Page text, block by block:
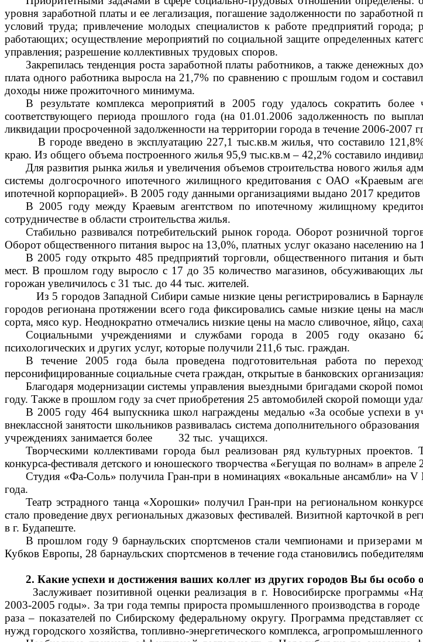
уровня заработной платы и ее легализация, погашение задолженности по
условий труда; привлечение молодых специалистов к работе предприятий
работающих; осуществление мероприятий по социальной защите определенных
управления; разрешение коллективных трудовых споров.
Закрепилась тенденция роста заработной платы работников, а также денежных
плата одного работника выросла на 21,7% по сравнению с прошлым годом и
доходы ниже прожиточного минимума.
В результате комплекса мероприятий в 2005 году удалось сократить
соответствующего периода прошлого года (на 01.01.2006 задолженность по
ликвидации просроченной задолженности на территории города в течение 2006-2007
В городе введено в эксплуатацию 227,1 тыс.кв.м жилья, что составило
краю. Из общего объема построенного жилья 95,9 тыс.кв.м – 42,2% составило
Для развития рынка жилья и увеличения объемов строительства нового жилья
системы долгосрочного ипотечного жилищного кредитования с ОАО «Краевым
ипотечной корпорацией». В 2005 году данными организациями выдано 2017
В 2005 году между Краевым агентством по ипотечному жилищному
сотрудничестве в области строительства жилья.
Стабильно развивался потребительский рынок города. Оборот розничной
Оборот общественного питания вырос на 13,0%, платных услуг оказано населению
В 2005 году открыто 485 предприятийторговли, общественного питания и
мест. В прошлом году выросло с 17 до 35 количество магазинов, обсуживающих
горожан увеличилось с 31 тыс. до 44 тыс. жителей.
Из 5 городов Западной Сибири самые низкие цены регистрировались в
городов регионана протяжении всего года фиксировались самые низкие цены на
сорта, мясо кур. Неоднократно отмечались низкие цены на масло сливочное, яйцо,
Социальными учреждениями и службами города в 2005 году оказано
психологических и других услуг, которые получили 211,6 тыс. граждан.
В течение 2005 года была проведена подготовительная работа по
персонифицированные социальные счета граждан, открытые в банковских
Благодаря модернизации системы управления выездными бригадами скорой
году. Также в прошлом году за счет приобретения 25 автомобилей скорой помощи
В 2005 году 464 выпускника школ награждены медалью «За особые успехи в
внеклассной занятости школьников развивалась система дополнительного
учреждениях занимается более 32 тыс. учащихся.
Творческими коллективами города был реализован ряд культурных
конкурса-фестиваля детского и юношеского творчества «Бегущая по волнам» в апреле
Студия «Фа-Соль» получила Гран-при в номинациях «вокальные ансамбли» на V
года.
Театр эстрадного танца «Хорошки» получил Гран-при на региональном
стало проведение двух региональных джазовых фестивалей. Визитной карточкой в
в г. Будапеште.
В прошлом году 9 барнаульских спортсменов стали чемпионами и призерами
Кубков Европы, 28 барнаульских спортсменов в течение года становились
2. Какие успехи и достижения ваших коллег из других городов Вы бы особо
Заслуживает позитивной оценки реализация в г. Новосибирске программы
2003-2005 годы». За три года темпы прироста промышленного производства в
раза – показателей по Сибирскому федеральному округу. Программа
нужд городского хозяйства, топливно-энергетического комплекса,